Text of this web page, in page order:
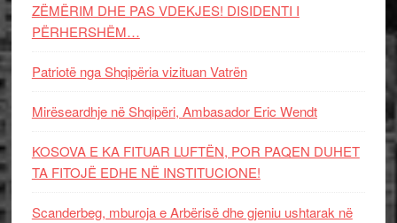
ZËMËRIM DHE PAS VDEKJES! DISIDENTI I
PËRHERSHËM…
Patriotë nga Shqipëria vizituan Vatrën
Mirëseardhje në Shqipëri, Ambasador Eric Wendt
KOSOVA E KA FITUAR LUFTËN, POR PAQEN DUHET
TA FITOJË EDHE NË INSTITUCIONE!
Scanderbeg, mburoja e Arbërisë dhe gjeniu ushtarak në